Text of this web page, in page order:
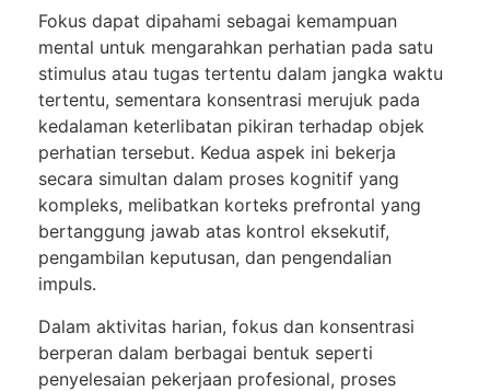
Fokus dapat dipahami sebagai kemampuan
mental untuk mengarahkan perhatian pada satu
stimulus atau tugas tertentu dalam jangka waktu
tertentu, sementara konsentrasi merujuk pada
kedalaman keterlibatan pikiran terhadap objek
perhatian tersebut. Kedua aspek ini bekerja
secara simultan dalam proses kognitif yang
kompleks, melibatkan korteks prefrontal yang
bertanggung jawab atas kontrol eksekutif,
pengambilan keputusan, dan pengendalian
impuls.
Dalam aktivitas harian, fokus dan konsentrasi
berperan dalam berbagai bentuk seperti
penyelesaian pekerjaan profesional, proses